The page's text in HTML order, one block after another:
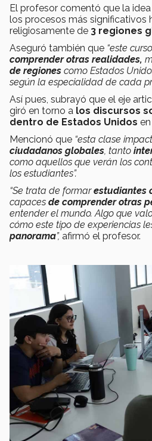
El profesor comentó que la
los procesos más significativos
religiosamente de 3 regiones
Aseguró también que “este
comprender otras realidades,
de regiones como Estados
según la especialidad de cada
Así pues, subrayó que el eje
giró en torno a los discursos
dentro de Estados Unidos
Mencionó que “esta clase
ciudadanos globales, tanto
como aquellos que verán los
los estudiantes”.
“Se trata de formarestudiantes
capaces de comprender otras
entender el mundo. Algo que
cómo este tipo de experiencias
panorama”, afirmó el profesor.